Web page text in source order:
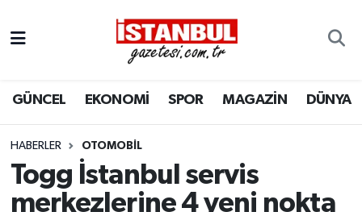
GÜNCEL EKONOMİ SPOR MAGAZİN DÜNYA
HABERLER OTOMOBIL
Togg İstanbul servis
merkezlerine 4 yeni nokta
EKONOMİ
İSTANBUL
DÜNYA
Nöbetçi Eczaneler
Hava Durumu
Trafik Durumu
Süper Lig Puan Durumu ve Fikstür